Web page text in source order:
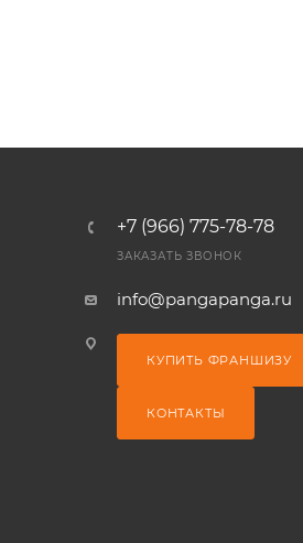
+7 (966) 775-78-78
ЗАКАЗАТЬ ЗВОНОК
info@pangapanga.ru
КУПИТЬ ФРАНШИЗУ
КОНТАКТЫ